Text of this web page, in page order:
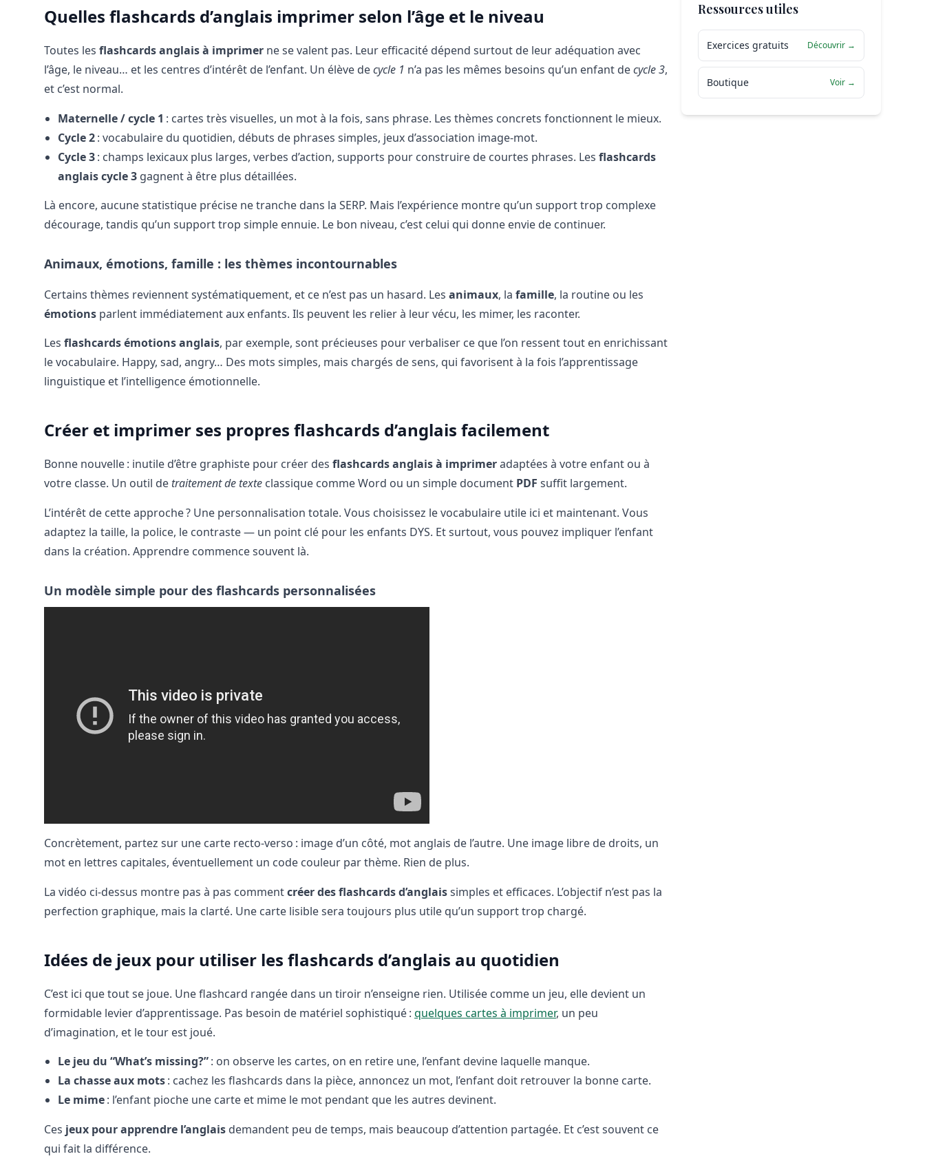
Quelles flashcards d’anglais imprimer selon l’âge et le niveau
Toutes les flashcards anglais à imprimer ne se valent pas. Leur efficacité dépend surtout de leur adéquation avec
l’âge, le niveau… et les centres d’intérêt de l’enfant. Un élève decycle 1 n’a pas les mêmes besoins qu’un enfant decycle 3,
et c’est normal.
Maternelle / cycle 1 : cartes très visuelles, un mot à la fois, sans phrase. Les thèmes concrets fonctionnent le mieux.
Cycle 2: vocabulaire du quotidien, débuts de phrases simples, jeux d’association image-mot.
Cycle 3: champs lexicaux plus larges, verbes d’action, supports pour construire de courtes phrases. Les flashcards
anglais cycle 3 gagnent à être plus détaillées.
Là encore, aucune statistique précise ne tranche dans la SERP. Mais l’expérience montre qu’un support trop complexe
décourage, tandis qu’un support trop simple ennuie. Le bon niveau, c’est celui qui donne envie de continuer.
Animaux, émotions, famille : les thèmes incontournables
Certains thèmes reviennent systématiquement, et ce n’est pas un hasard. Les animaux, la famille, la routine ou les
émotions parlent immédiatement aux enfants. Ils peuvent les relier à leur vécu, les mimer, les raconter.
Les flashcards émotions anglais, par exemple, sont précieuses pour verbaliser ce que l’on ressent tout en enrichissant
le vocabulaire. Happy, sad, angry… Des mots simples, mais chargés de sens, qui favorisent à la fois l’apprentissage
linguistique et l’intelligence émotionnelle.
Créer et imprimer ses propres flashcards d’anglais facilement
Bonne nouvelle : inutile d’être graphiste pour créer des flashcards anglais à imprimeradaptées à votre enfant ou à
votre classe. Un outil de traitement de texte classique comme Word ou un simple document PDF suffit largement.
L’intérêt de cette approche ? Une personnalisation totale. Vous choisissez le vocabulaire utile ici et maintenant. Vous
adaptez la taille, la police, le contraste — un point clé pour les enfants DYS. Et surtout, vous pouvez impliquer l’enfant
dans la création. Apprendre commence souvent là.
Un modèle simple pour des flashcards personnalisées
Concrètement, partez sur une carte recto-verso : image d’un côté, mot anglais de l’autre. Une image libre de droits, un
mot en lettres capitales, éventuellement un code couleur par thème. Rien de plus.
La vidéo ci-dessus montre pas à pas commentcréer des flashcards d’anglaissimples et efficaces. L’objectif n’est pas la
perfection graphique, mais la clarté. Une carte lisible sera toujours plus utile qu’un support trop chargé.
Idées de jeux pour utiliser les flashcards d’anglais au quotidien
C’est ici que tout se joue. Une flashcard rangée dans un tiroir n’enseigne rien. Utilisée comme un jeu, elle devient un
formidable levier d’apprentissage. Pas besoin de matériel sophistiqué : quelques cartes à imprimer, un peu
d’imagination, et le tour est joué.
Le jeu du “What’s missing?”: on observe les cartes, on en retire une, l’enfant devine laquelle manque.
La chasse aux mots: cachez les flashcards dans la pièce, annoncez un mot, l’enfant doit retrouver la bonne carte.
Le mime: l’enfant pioche une carte et mime le mot pendant que les autres devinent.
Ces jeux pour apprendre l’anglais demandent peu de temps, mais beaucoup d’attention partagée. Et c’est souvent ce
qui fait la différence.
Ressources utiles
Exercices gratuits Découvrir →
Boutique Voir →